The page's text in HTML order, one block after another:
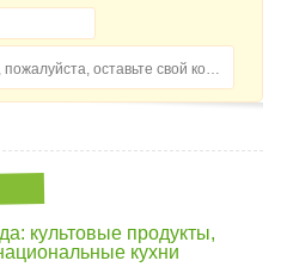
Домохозяйка, пожалуйста, оставьте свой комментарий...
культовые продукты,
кухни